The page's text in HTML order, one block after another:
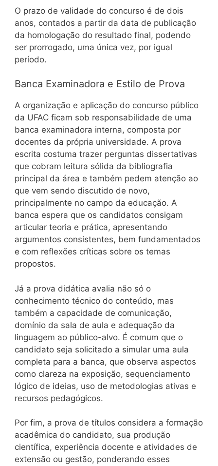
O prazo de validade do concurso é de dois
anos, contados a partir da data de publicação
da homologação do resultado final, podendo
ser prorrogado, uma única vez, por igual
período.
Banca Examinadora e Estilo de Prova
A organização e aplicação do concurso público
da UFAC ficam sob responsabilidade de uma
banca examinadora interna, composta por
docentes da própria universidade. A prova
escrita costuma trazer perguntas dissertativas
que cobram leitura sólida da bibliografia
principal da área e também pedem atenção ao
que vem sendo discutido de novo,
principalmente no campo da educação. A
banca espera que os candidatos consigam
articular teoria e prática, apresentando
argumentos consistentes, bem fundamentados
e com reflexões críticas sobre os temas
propostos.
Já a prova didática avalia não só o
conhecimento técnico do conteúdo, mas
também a capacidade de comunicação,
domínio da sala de aula e adequação da
linguagem ao público-alvo. É comum que o
candidato seja solicitado a simular uma aula
completa para a banca, que observa aspectos
como clareza na exposição, sequenciamento
lógico de ideias, uso de metodologias ativas e
recursos pedagógicos.
Por fim, a prova de títulos considera a formação
acadêmica do candidato, sua produção
científica, experiência docente e atividades de
extensão ou gestão, ponderando esses